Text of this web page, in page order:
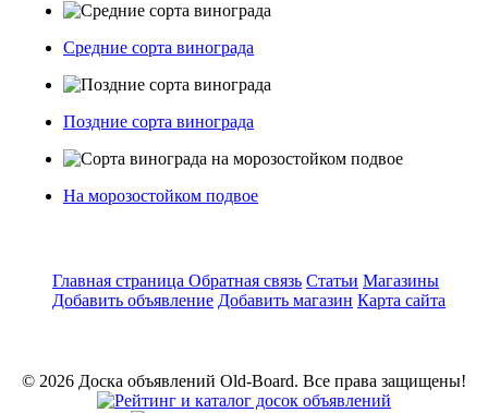
Средние сорта винограда
Поздние сорта винограда
На морозостойком подвое
Главная страница Обратная связь Статьи Магазины
Добавить объявление Добавить магазин Карта сайта
© 2026 Доска объявлений Old-Board. Все права защищены!